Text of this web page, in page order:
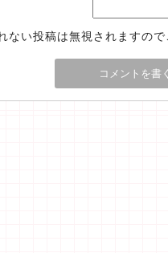
ない投稿は無視されますの